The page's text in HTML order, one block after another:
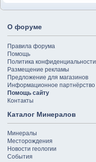
О форуме
Правила форума
Помощь
Политика конфиденциальности
Размещение рекламы
Предложение для магазинов
Информационное партнёрство
Помощь сайту
Контакты
Каталог Минералов
Минералы
Месторождения
Новости геологии
События